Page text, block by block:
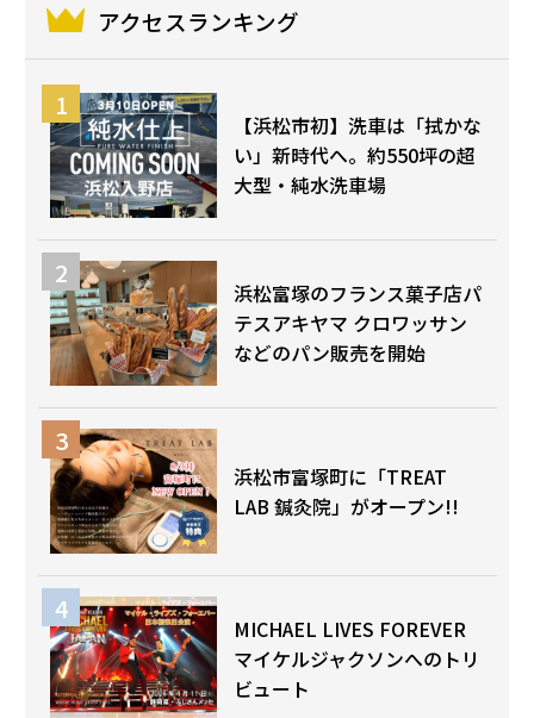
アクセスランキング
【浜松市初】洗車は「拭かな
い」新時代へ。約550坪の超
大型・純水洗車場
浜松富塚のフランス菓子店パ
テスアキヤマ クロワッサン
などのパン販売を開始
浜松市富塚町に「TREAT
LAB 鍼灸院」がオープン!!
MICHAEL LIVES FOREVER
マイケルジャクソンへのトリ
ビュート